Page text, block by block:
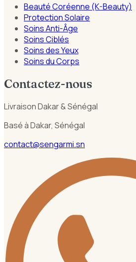
Beauté Coréenne (K-Beauty)
Protection Solaire
Soins Anti-Âge
Soins Ciblés
Soins des Yeux
Soins du Corps
Contactez-nous
Livraison Dakar & Sénégal
Basé à Dakar, Sénégal
contact@sengarmi.sn